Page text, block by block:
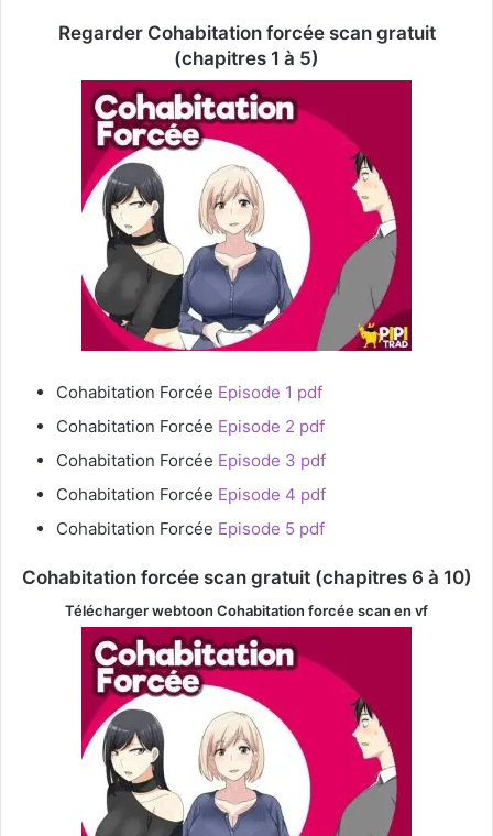
Regarder Cohabitation forcée scan gratuit
(chapitres 1 à 5)
Cohabitation Forcée Episode 1 pdf
Cohabitation Forcée Episode 2 pdf
Cohabitation Forcée Episode 3 pdf
Cohabitation Forcée Episode 4 pdf
Cohabitation Forcée Episode 5 pdf
Cohabitation forcée scan gratuit (chapitres 6 à 10)
Télécharger webtoon Cohabitation forcéescan en vf